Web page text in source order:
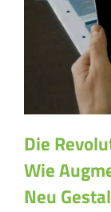
Die
Wie
Neu